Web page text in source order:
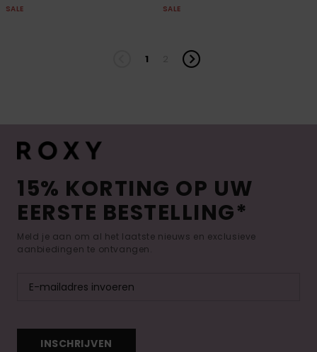
SALE SALE
1
15% KORTING OP UW
EERSTE BESTELLING*
Meld je aan om al het laatste nieuws en exclusieve
aanbiedingen te ontvangen.
INSCHRIJVEN